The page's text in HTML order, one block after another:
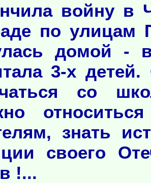
войну в
по улицам
домой -
3-х
со
знать
своего
!...